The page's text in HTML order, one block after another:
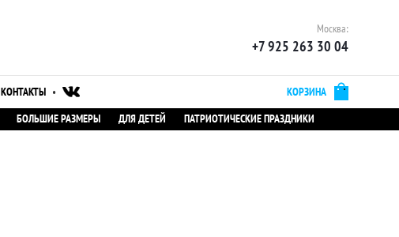
Москва:
+7 925 263 30 04
КОНТАКТЫ •
КОРЗИНА
БОЛЬШИЕ РАЗМЕРЫ ДЛЯ ДЕТЕЙ ПАТРИОТИЧЕСКИЕ ПРАЗДНИКИ